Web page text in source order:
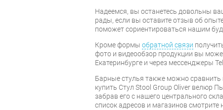
Надеемся, вы останетесь довольны
рады, если вы оставите отзыв об
поможет сориентироваться нашим
Кроме формы обратной связи
фото и видеообзор продукции вы
Екатеринбурге и через мессенджеры
Барные стулья также можно
купить Стул Stool Group Oliver велюр
забрав его с нашего центрального
список адресов и магазинов смотрите